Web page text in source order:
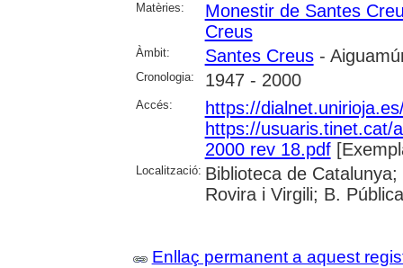
Matèries:
Monestir de Santes
Creus
Àmbit: Santes Creus-
Cronologia: 1947 - 2000
Accés:
https://
https://usuaris.tinet.cat/
2000 rev 18.pdf
Localització: Biblioteca de
Rovira i Virgili; B.
Enllaç permanent a aquest